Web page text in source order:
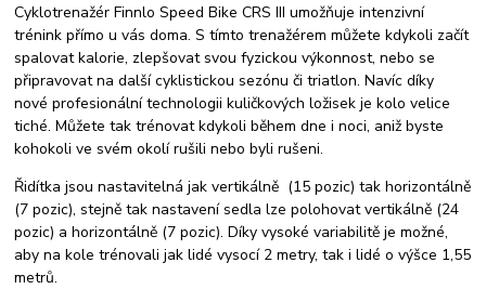
Cyklotrenažér Finnlo Speed Bike CRS III umožňuje intenzivní
trénink přímo u vás doma. S tímto trenažérem můžete kdykoli začít
spalovat kalorie, zlepšovat svou fyzickou výkonnost, nebo se
připravovat na další cyklistickou sezónu či triatlon. Navíc díky
nové profesionální technologii kuličkových ložisek je kolo velice
tiché. Můžete tak trénovat kdykoli během dne i noci, aniž byste
kohokoli ve svém okolí rušili nebo byli rušeni.
Řidítka jsou nastavitelná jak vertikálně (15 pozic) tak horizontálně
(7 pozic), stejně tak nastavení sedla lze polohovat vertikálně (24
pozic) a horizontálně (7 pozic). Díky vysoké variabilitě je možné,
aby na kole trénovali jak lidé vysocí 2 metry, tak i lidé o výšce 1,55
metrů.